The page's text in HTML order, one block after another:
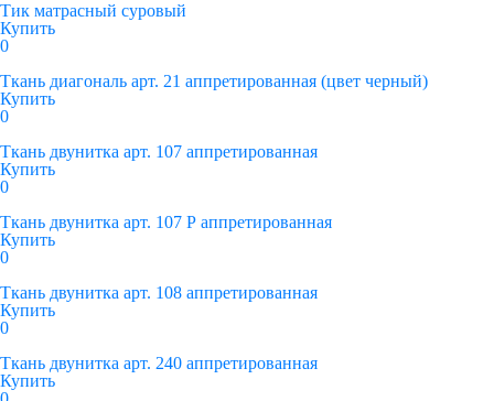
Тик матрасный суровый
Купить
0
Ткань диагональ арт. 21 аппретированная (цвет черный)
Купить
0
Ткань двунитка арт. 107 аппретированная
Купить
0
Ткань двунитка арт. 107 Р аппретированная
Купить
0
Ткань двунитка арт. 108 аппретированная
Купить
0
Ткань двунитка арт. 240 аппретированная
Купить